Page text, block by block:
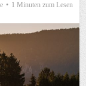
1 Minuten zum Lesen